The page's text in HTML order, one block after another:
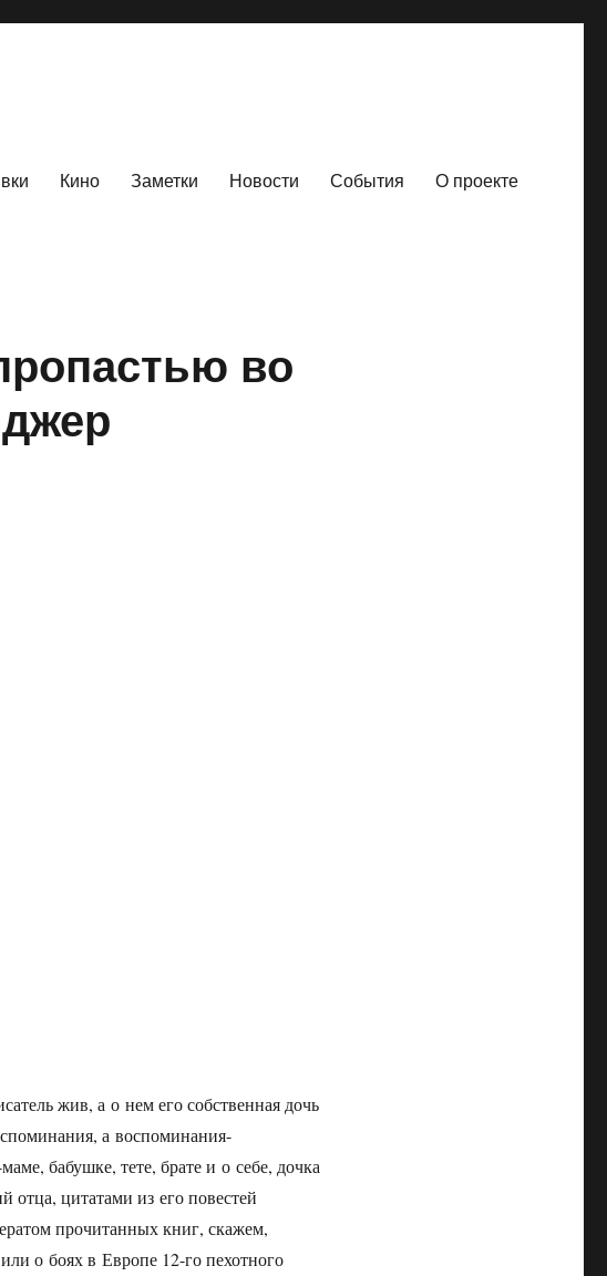
Кино Заметки Новости События О проекте
во
жив, а о нем его собственная дочь
а воспоминания-
бабушке, тете, брате и о себе, дочка
отца, цитатами из его повестей
прочитанных книг, скажем,
о боях в Европе 12-го пехотного